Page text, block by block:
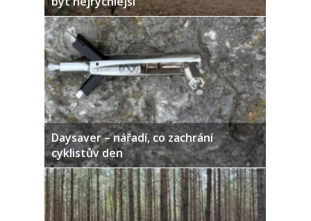
Daysaver – nářadí, co zachrání
cyklistův den